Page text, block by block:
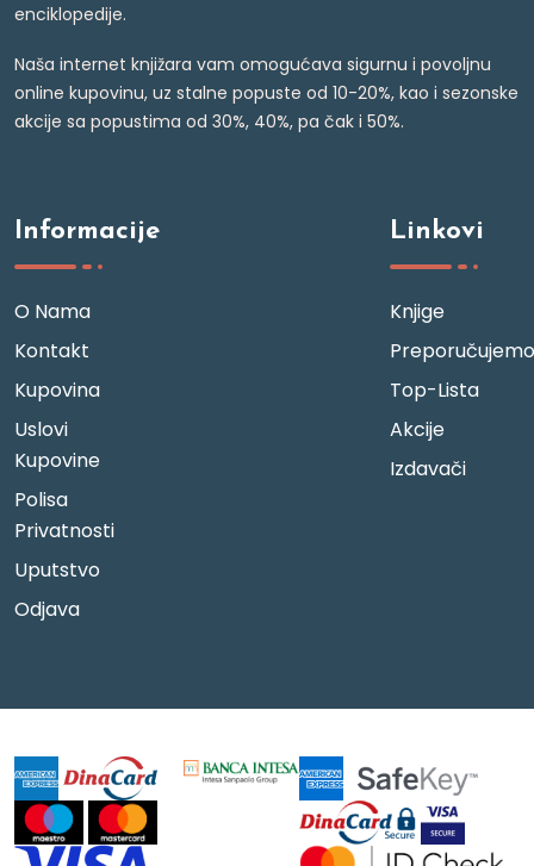
enciklopedije.
Naša internet knjižara vam omogućava sigurnu i povoljnu
online kupovinu, uz stalne popuste od 10-20%, kao i sezonske
akcije sa popustima od 30%, 40%, pa čak i 50%.
Informacije
O Nama
Kontakt
Kupovina
Uslovi
Kupovine
Polisa
Privatnosti
Uputstvo
Odjava
Linkovi
Knjige
Preporučujemo
Top-Lista
Akcije
Izdavači